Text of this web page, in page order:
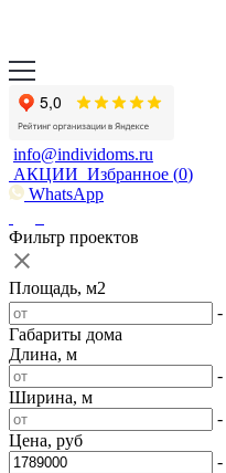
info@individoms.ru
АКЦИИ Избранное (0)
WhatsApp
Фильтр проектов
Площадь, м2
-
Габариты дома
Длина, м
-
Ширина, м
-
Цена, руб
-